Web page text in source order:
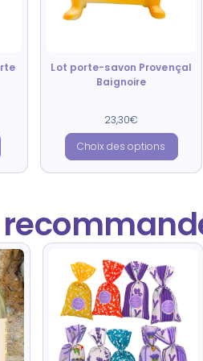
Lot porte-savon Provençal
Baignoire
Note
5.00
sur 5
23,30€
Choix des options